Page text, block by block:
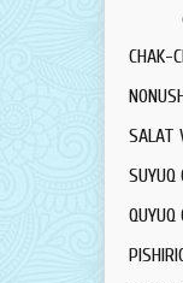
CHAK-
SALAT
SUYUQ
QUYUQ